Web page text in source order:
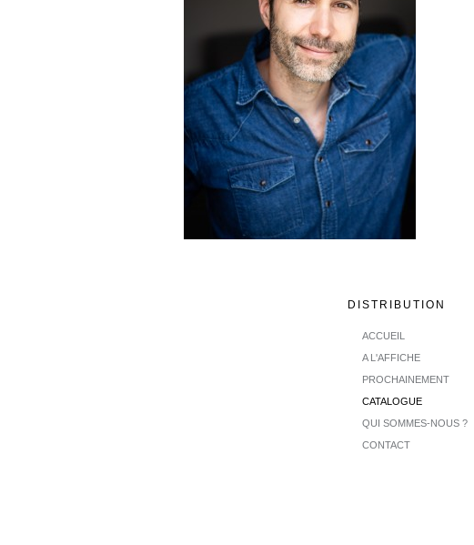
DISTRIBUTION
ACCUEIL
A L'AFFICHE
PROCHAINEMENT
CATALOGUE
QUI SOMMES-NOUS ?
CONTACT